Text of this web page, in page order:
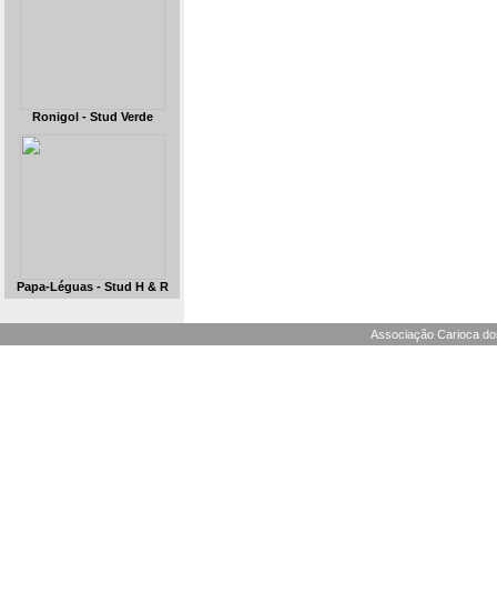
Ronigol - Stud Verde
Papa-Léguas - Stud H & R
Associação Carioca